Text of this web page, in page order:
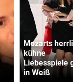
Mozarts
kühne
Liebesspiele
in Weiß